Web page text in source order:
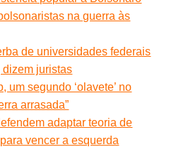
na guerra às
de universidades federais
juristas
um segundo ‘olavete’ no
arrasada”
adaptar teoria de
vencer a esquerda